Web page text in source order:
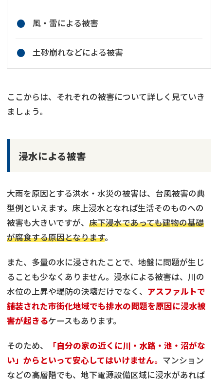
風・雷による被害
土砂崩れなどによる被害
ここからは、それぞれの被害について詳しく見ていき
ましょう。
浸水による被害
大雨を原因とする洪水・水災の被害は、台風被害の典
型例といえます。床上浸水となれば生活そのものへの
被害も大きいですが、 床下浸水であっても建物の基礎
が腐食する原因となります。
また、多量の水に浸されたことで、地盤に問題が生じ
ることも少なくありません。浸水による被害は、川の
水位の上昇や堤防の決壊だけでなく、 アスファルトで
舗装された市街化地域でも排水の問題を原因に浸水被
害が起きるケースもあります。
そのため、
「自分の家の近くに川・水路・池・沼がな
い」からといって安心してはいけません。 マンション
などの高層階でも、地下電源設備区域に浸水があれば